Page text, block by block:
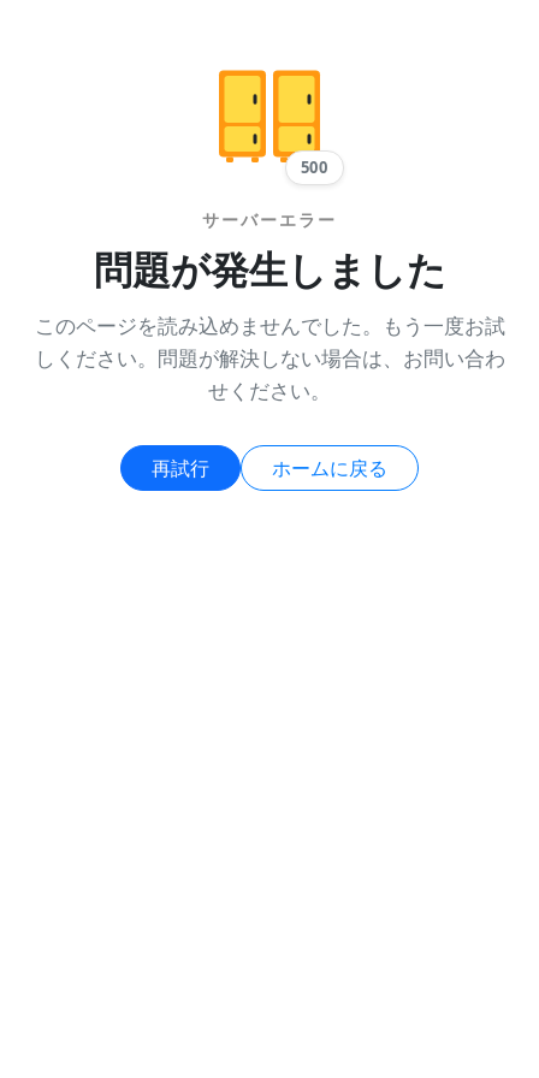
500
サーバーエラー
問題が発生しました
このページを読み込めませんでした。もう一度お試
しください。問題が解決しない場合は、お問い合わ
せください。
再試行 ホームに戻る